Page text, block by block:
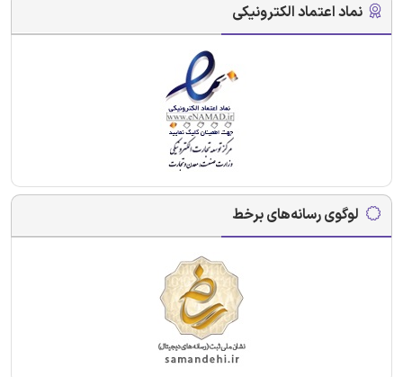
نماد اعتماد الکترونیکی
لوگوی رسانه‌های برخط